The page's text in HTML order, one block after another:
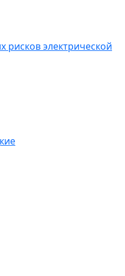
рисков электрической